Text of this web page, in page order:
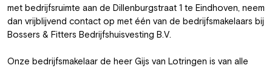
met bedrijfsruimte aan de Dillenburgstraat 1 te Eindhoven, neem
dan vrijblijvend contact op met één van de bedrijfsmakelaars bij
Bossers & Fitters Bedrijfshuisvesting B.V.
Onze bedrijfsmakelaar de heer Gijs van Lotringen is van alle